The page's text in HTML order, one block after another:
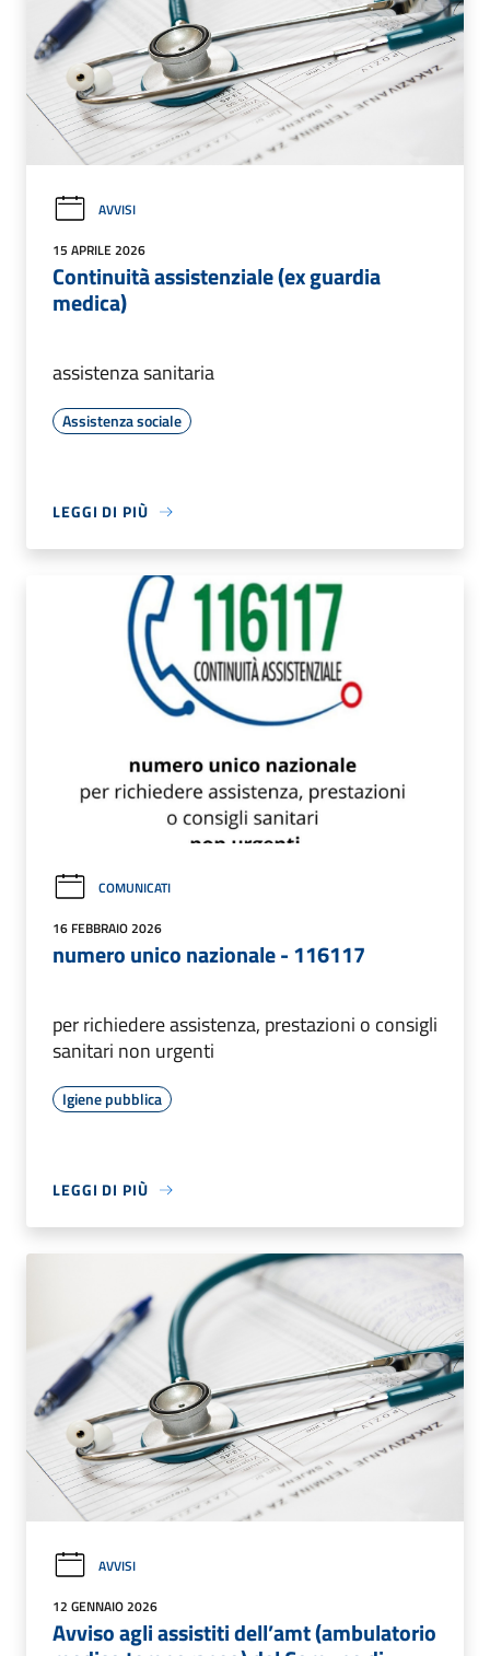
AVVISI
15 APRILE 2026
Continuità assistenziale (ex guardia
medica)
assistenza sanitaria
Assistenza sociale
LEGGI DI PIÙ
COMUNICATI
16 FEBBRAIO 2026
numero unico nazionale - 116117
per richiedere assistenza, prestazioni o consigli
sanitari non urgenti
Igiene pubblica
LEGGI DI PIÙ
AVVISI
12 GENNAIO 2026
Avviso agli assistiti dell’amt (ambulatorio